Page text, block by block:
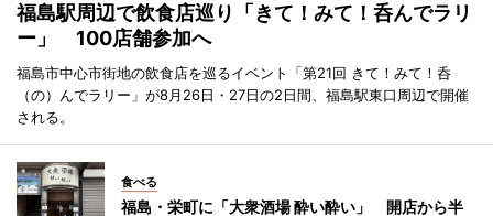
福島駅周辺で飲食店巡り「きて！みて！呑んでラリ
ー」 100店舗参加へ
福島市中心市街地の飲食店を巡るイベント「第21回 きて！みて！呑
（の）んでラリー」が8月26日・27日の2日間、福島駅東口周辺で開催
される。
食べる
福島・栄町に「大衆酒場 酔い酔い」 開店から半